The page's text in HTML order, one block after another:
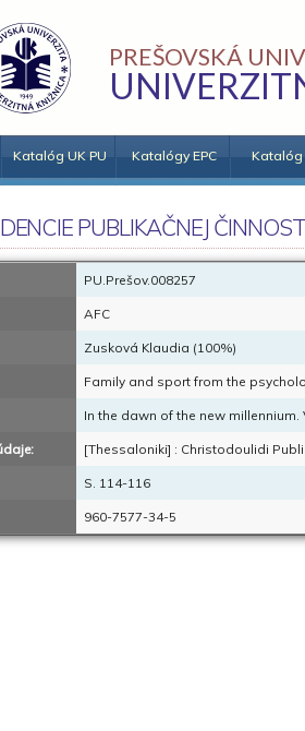
PREŠOVSKÁ
Katalóg UK PU Katalógy EPC Katalóg
PUBLIKAČNEJ
PU.Prešov.008257
AFC
Zusková Klaudia (100%)
Family and sport from the
In the dawn of the new
[Thessaloniki] : Christodoulidi
S. 114-116
960-7577-34-5